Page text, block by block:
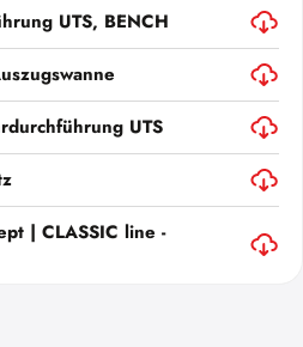
UTS, BENCH
UTS
| CLASSIC line -